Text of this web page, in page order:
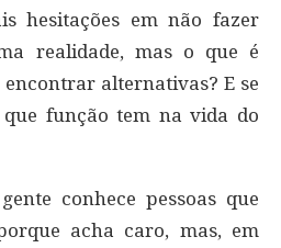
hesitações em não fazer
realidade, mas o que é
alternativas? E se
função tem na vida do
conhece pessoas que
acha caro, mas, em